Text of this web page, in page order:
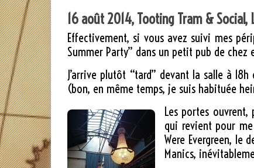
16 août 2014, Tooting Tram & Social,
Effectivement, si vous avez suivi mes
Summer Party” dans un petit pub de
J’arrive plutôt “tard” devant la salle à
(bon, en même temps, je suis habituée
Les portes ouvrent,
qui revient pour
Were Evergreen, le
Manics,